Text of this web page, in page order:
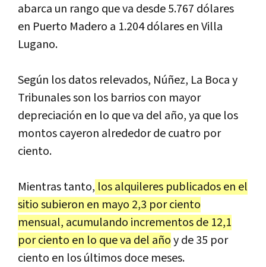
abarca un rango que va desde 5.767 dólares
en Puerto Madero a 1.204 dólares en Villa
Lugano.
Según los datos relevados, Núñez, La Boca y
Tribunales son los barrios con mayor
depreciación en lo que va del año, ya que los
montos cayeron alrededor de cuatro por
ciento.
Mientras tanto, los alquileres publicados en el
sitio subieron en mayo 2,3 por ciento
mensual, acumulando incrementos de 12,1
por ciento en lo que va del añoy de 35 por
ciento en los últimos doce meses.